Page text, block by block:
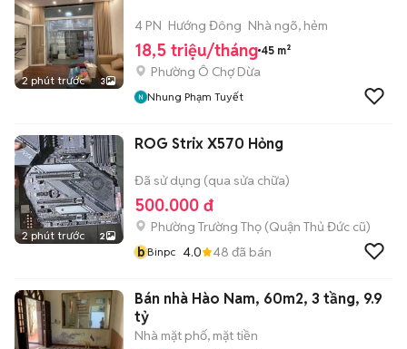
2 phút trước 3
4 PN Hướng Đông Nhà ngõ, hẻm
18,5 triệu/tháng 45 m²
Phường Ô Chợ Dừa
Nhung Phạm Tuyết
2 phút trước 2
ROG Strix X570 Hỏng
Đã sử dụng (qua sửa chữa)
500.000 đ
Phường Trường Thọ (Quận Thủ Đức cũ)
bBinpc 4.0 48 đã bán
Bán nhà Hào Nam, 60m2, 3 tầng, 9.9
tỷ
Nhà mặt phố, mặt tiền